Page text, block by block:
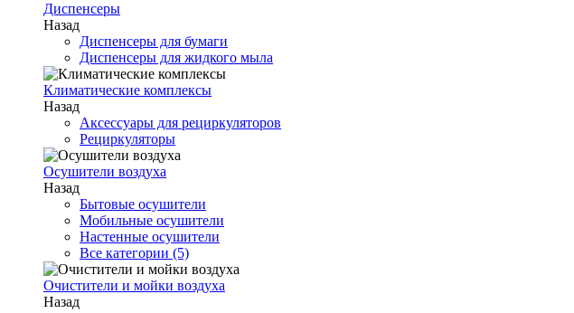
Диспенсеры
Назад
Диспенсеры для бумаги
Диспенсеры для жидкого мыла
Климатические комплексы
Назад
Аксессуары для рециркуляторов
Рециркуляторы
Осушители воздуха
Назад
Бытовые осушители
Мобильные осушители
Настенные осушители
Все категории (5)
Очистители и мойки воздуха
Назад